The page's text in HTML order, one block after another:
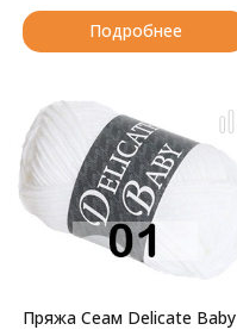
Подробнее
Пряжа Сеам Delicate Baby